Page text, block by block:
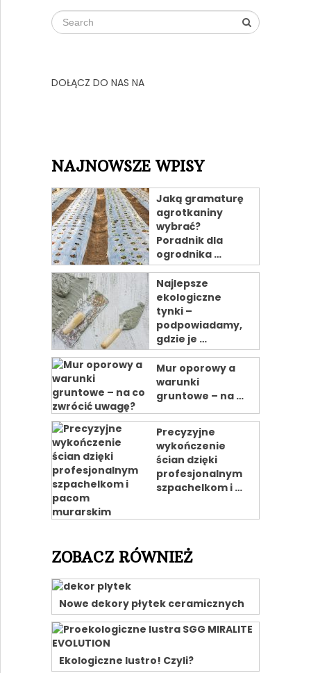
DOŁĄCZ DO NAS NA
NAJNOWSZE WPISY
Jaką gramaturę
agrotkaniny
wybrać?
Poradnik dla
ogrodnika …
Najlepsze
ekologiczne
tynki –
podpowiadamy,
gdzie je …
Mur oporowy a
warunki
gruntowe – na …
Precyzyjne
wykończenie
ścian dzięki
profesjonalnym
szpachelkom i …
ZOBACZ RÓWNIEŻ
Nowe dekory płytek ceramicznych
Ekologiczne lustro! Czyli?